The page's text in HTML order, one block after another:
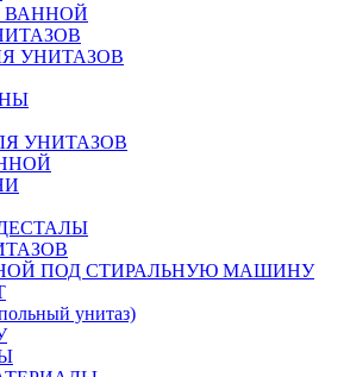
ВАННОЙ
УНИТАЗОВ
УНИТАЗОВ
ПОД СТИРАЛЬНУЮ МАШИНУ
унитаз)